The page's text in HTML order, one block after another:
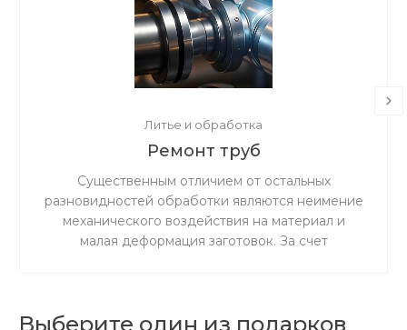
Литье и обработка
Ремонт труб
Существенным отличием от остальных
разновидностей обработки являются неимение
механического воздействия на материал и
малая деформация заготовок. За счет
Выберите один из подарков